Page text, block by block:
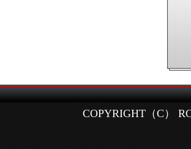
COPYRIGHT（C）